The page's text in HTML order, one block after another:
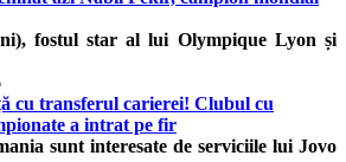
fostul star al lui Olympique Lyon și
cu transferul carierei! Clubul cu
a intrat pe fir
sunt interesate de serviciile lui Jovo